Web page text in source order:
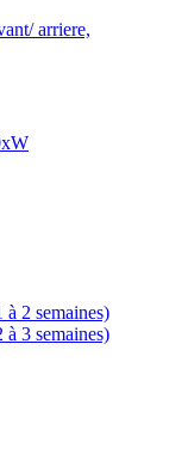
à 2 semaines)
à 3 semaines)